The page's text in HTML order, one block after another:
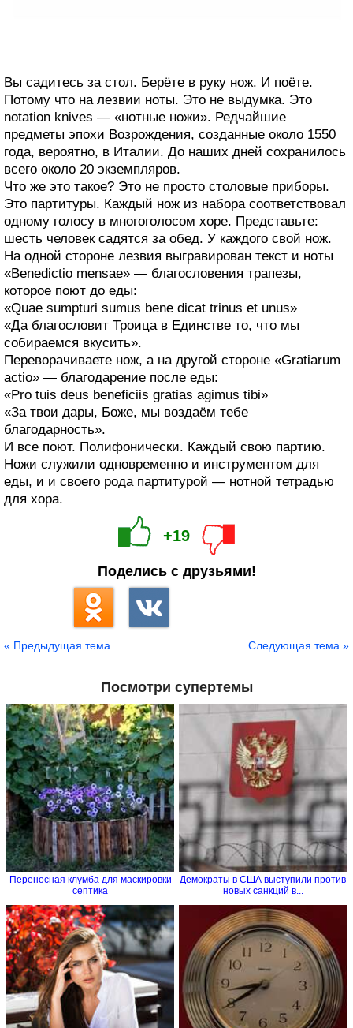
Вы садитесь за стол. Берёте в руку нож. И поёте.
Потому что на лезвии ноты. Это не выдумка. Это
notation knives — «нотные ножи». Редчайшие
предметы эпохи Возрождения, созданные около 1550
года, вероятно, в Италии. До наших дней сохранилось
всего около 20 экземпляров.
Что же это такое? Это не просто столовые приборы.
Это партитуры. Каждый нож из набора соответствовал
одному голосу в многоголосом хоре. Представьте:
шесть человек садятся за обед. У каждого свой нож.
На одной стороне лезвия выгравирован текст и ноты
«Benedictio mensae» — благословения трапезы,
которое поют до еды:
«Quae sumpturi sumus bene dicat trinus et unus»
«Да благословит Троица в Единстве то, что мы
собираемся вкусить».
Переворачиваете нож, а на другой стороне «Gratiarum
actio» — благодарение после еды:
«Pro tuis deus beneficiis gratias agimus tibi»
«За твои дары, Боже, мы воздаём тебе
благодарность».
И все поют. Полифонически. Каждый свою партию.
Ножи служили одновременно и инструментом для
еды, и и своего рода партитурой — нотной тетрадью
для хора.
+19
Поделись с друзьями!
« Предыдущая тема Следующая тема »
Посмотри супертемы
Переносная клумба для маскировки
септика
Демократы в США выступили против
новых санкций в...